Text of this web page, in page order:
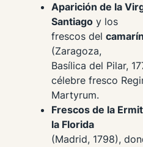
Aparición de la
Santiagoy los
frescos del
(Zaragoza,
Basílica del Pilar,
célebre fresco
Martyrum.
Frescos de la
la Florida
(Madrid, 1798),